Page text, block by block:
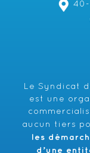
40-
Le Syndicat
est une
aucun tiers
les
d’une